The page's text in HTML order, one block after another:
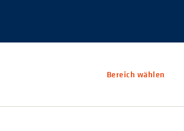
Bereich wählen